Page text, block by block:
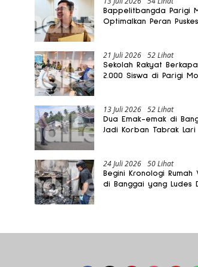
Bappelitbangda Parigi
Optimalkan Peran
21 Juli 2026 52 Lihat
Sekolah Rakyat
2.000 Siswa di Parigi
13 Juli 2026 52 Lihat
Dua Emak-emak di
Jadi Korban Tabrak Lari
24 Juli 2026 50 Lihat
Begini Kronologi Rumah
di Banggai yang Ludes